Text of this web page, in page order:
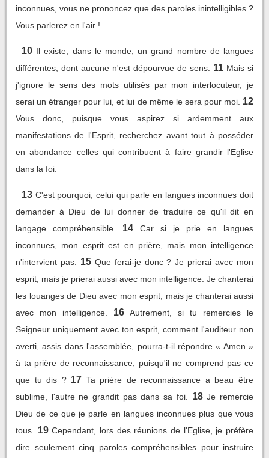
inconnues, vous ne prononcez que des paroles inintelligibles ?
Vous parlerez en l'air !
10 Il existe, dans le monde, un grand nombre de langues
différentes, dont aucune n'est dépourvue de sens.
11 Mais si
j'ignore le sens des mots utilisés par mon interlocuteur, je
serai un étranger pour lui, et lui de même le sera pour moi. 12
Vous donc, puisque vous aspirez si ardemment aux
manifestations de l'Esprit, recherchez avant tout à posséder
en abondance celles qui contribuent à faire grandir l'Eglise
dans la foi.
13 C'est pourquoi, celui qui parle en langues inconnues doit
demander à Dieu de lui donner de traduire ce qu'il dit en
langage compréhensible.
14
Car si je prie en langues
inconnues, mon esprit est en prière, mais mon intelligence
n'intervient pas.
15 Que ferai-je donc ? Je prierai avec mon
esprit, mais je prierai aussi avec mon intelligence. Je chanterai
les louanges de Dieu avec mon esprit, mais je chanterai aussi
avec mon intelligence.
16 Autrement, si tu remercies le
Seigneur uniquement avec ton esprit, comment l'auditeur non
averti, assis dans l'assemblée, pourra-t-il répondre « Amen »
à ta prière de reconnaissance, puisqu'il ne comprend pas ce
que tu dis ? 17 Ta prière de reconnaissance a beau être
sublime, l'autre ne grandit pas dans sa foi.
18 Je remercie
Dieu de ce que je parle en langues inconnues plus que vous
tous.
19 Cependant, lors des réunions de l'Eglise, je préfère
dire seulement cinq paroles compréhensibles pour instruire